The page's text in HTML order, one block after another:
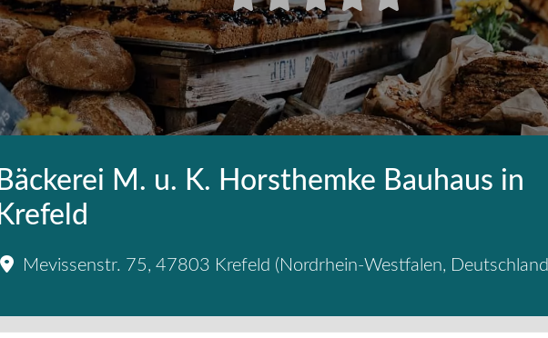
Bäckerei M. u. K. Horsthemke Bauhaus in
Krefeld
Mevissenstr. 75,47803 Krefeld ( Nordrhein-Westfalen, Deutschland